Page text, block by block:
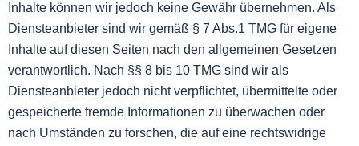
Inhalte können wir jedoch keine Gewähr übernehmen. Als
Diensteanbieter sind wir gemäß § 7 Abs.1 TMG für eigene
Inhalte auf diesen Seiten nach den allgemeinen Gesetzen
verantwortlich. Nach §§ 8 bis 10 TMG sind wir als
Diensteanbieter jedoch nicht verpflichtet, übermittelte oder
gespeicherte fremde Informationen zu überwachen oder
nach Umständen zu forschen, die auf eine rechtswidrige